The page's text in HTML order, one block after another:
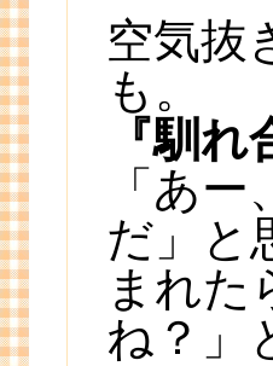
空気抜
も。
『馴
「あ
だ」と
まれた
ね？」